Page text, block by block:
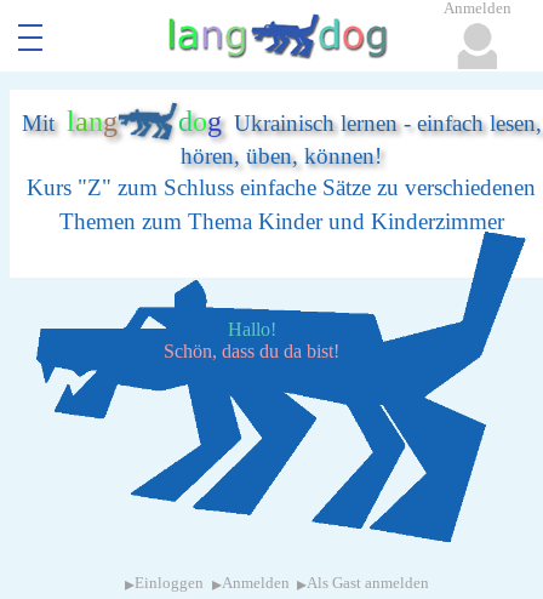
Mit lang dogUkrainisch lernen - einfach lesen,
hören, üben, können!
Kurs "Z" zum Schluss einfache Sätze zu verschiedenen
Themen zum Thema Kinder und Kinderzimmer
Hallo!
Schön, dass du da bist!
▸ Einloggen ▸Anmelden ▸Als Gast anmelden
Anmelden